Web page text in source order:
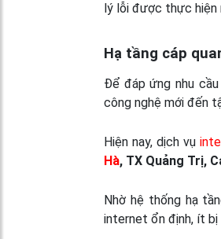
lý lỗi được thực hiện
Hạ tầng cáp
Để đáp ứng nhu
công nghệ mới đến
Hiện nay, dịch vụ
Hà, TX Quảng Trị,
Nhờ hệ thống hạ
internet ổn định, ít bị